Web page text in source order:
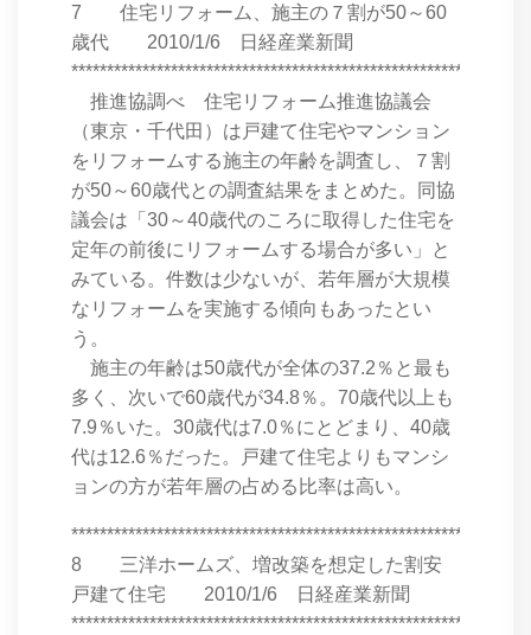
7 住宅リフォーム、施主の７割が50～60
歳代 2010/1/6 日経産業新聞
推進協調べ 住宅リフォーム推進協議会
（東京・千代田）は戸建て住宅やマンション
をリフォームする施主の年齢を調査し、７割
が50～60歳代との調査結果をまとめた。同協
議会は「30～40歳代のころに取得した住宅を
定年の前後にリフォームする場合が多い」と
みている。件数は少ないが、若年層が大規模
なリフォームを実施する傾向もあったとい
う。
施主の年齢は50歳代が全体の37.2％と最も
多く、次いで60歳代が34.8％。70歳代以上も
7.9％いた。30歳代は7.0％にとどまり、40歳
代は12.6％だった。戸建て住宅よりもマンシ
ョンの方が若年層の占める比率は高い。
8 三洋ホームズ、増改築を想定した割安
戸建て住宅 2010/1/6 日経産業新聞